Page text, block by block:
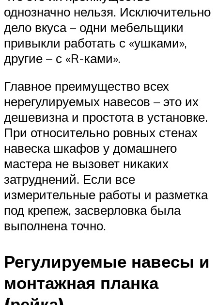
однозначно нельзя. Исключительно
дело вкуса – одни мебельщики
привыкли работать с «ушками»,
другие – с «R-ками».
Главное преимущество всех
нерегулируемых навесов – это их
дешевизна и простота в установке.
При относительно ровных стенах
навеска шкафов у домашнего
мастера не вызовет никаких
затруднений. Если все
измерительные работы и разметка
под крепеж, засверловка была
выполнена точно.
Регулируемые навесы и
монтажная планка